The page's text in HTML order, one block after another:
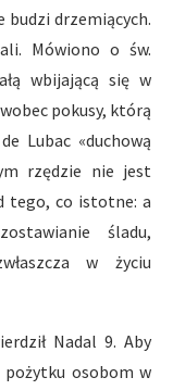
budzi drzemiących.
Mówiono o św.
wbijającą się w
pokusy, którą
Lubac «duchową
rzędzie nie jest
tego, co istotne: a
śladu,
w życiu
Nadal 9. Aby
osobom w